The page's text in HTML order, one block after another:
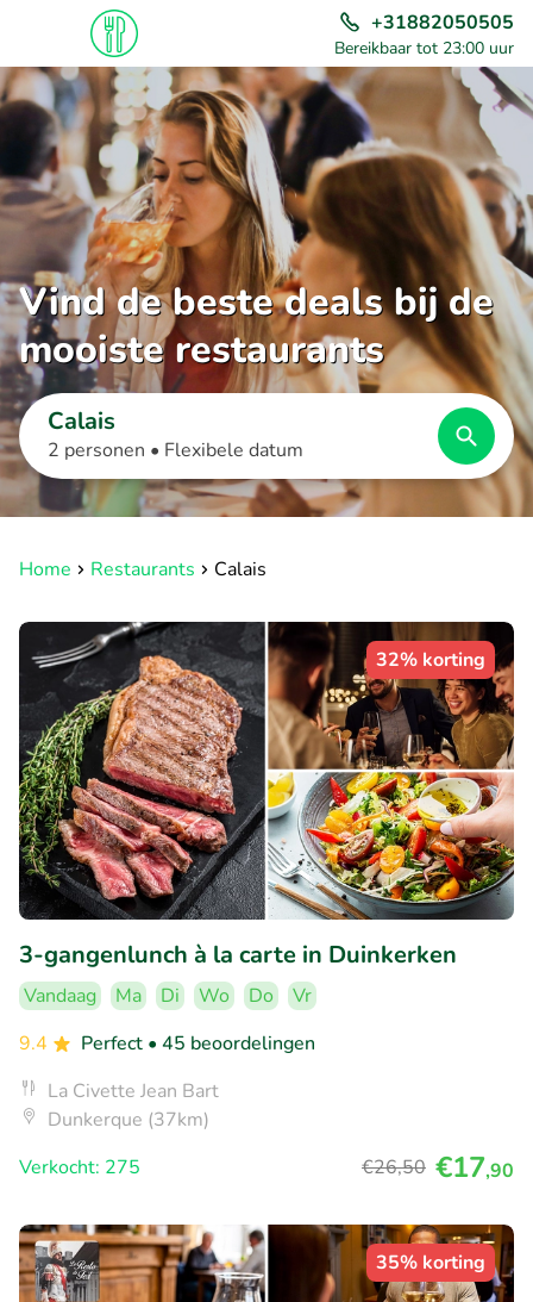
+31882050505
Bereikbaar tot 23:00 uur
Vind de beste deals bij de
mooiste restaurants
Calais
2 personen • Flexibele datum
Home Restaurants Calais
32% korting
3-gangenlunch à la carte in Duinkerken
Vandaag Ma Di Wo Do
Vr
9.4
Perfect • 45 beoordelingen
La Civette Jean Bart
Dunkerque (37km)
Verkocht: 275
€26,50 €17,90
35% korting